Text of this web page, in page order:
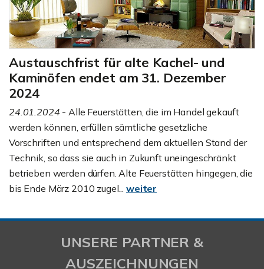
Austauschfrist für alte Kachel- und
Kaminöfen endet am 31. Dezember
2024
24.01.2024 - Alle Feuerstätten, die im Handel gekauft
werden können, erfüllen sämtliche gesetzliche
Vorschriften und entsprechend dem aktuellen Stand der
Technik, so dass sie auch in Zukunft uneingeschränkt
betrieben werden dürfen. Alte Feuerstätten hingegen, die
bis Ende März 2010 zugel... weiter
UNSERE PARTNER &
AUSZEICHNUNGEN